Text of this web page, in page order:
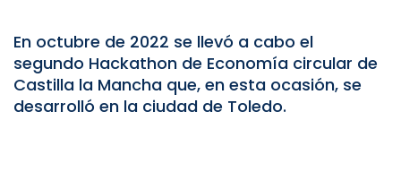
En octubre de 2022 se llevó a cabo el
segundo Hackathon de Economía circular de
Castilla la Mancha que, en esta ocasión, se
desarrolló en la ciudad de Toledo.